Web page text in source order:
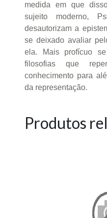
medida em que
sujeito moderno,
desautorizam a
se deixado avaliar
ela. Mais profícuo
filosofias que
conhecimento para
da representação.
Produtos